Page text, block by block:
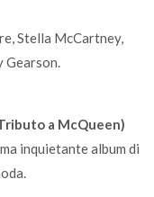
Stella McCartney,
Gearson.
a McQueen)
inquietante album di